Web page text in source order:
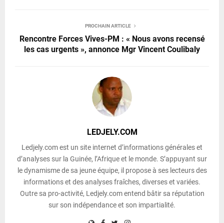
PROCHAIN ARTICLE
Rencontre Forces Vives-PM : « Nous avons recensé
les cas urgents », annonce Mgr Vincent Coulibaly
LEDJELY.COM
Ledjely.com est un site internet d’informations générales et
d’analyses sur la Guinée, l’Afrique et le monde. S’appuyant sur
le dynamisme de sa jeune équipe, il propose à ses lecteurs des
informations et des analyses fraîches, diverses et variées.
Outre sa pro-activité, Ledjely.com entend bâtir sa réputation
sur son indépendance et son impartialité.